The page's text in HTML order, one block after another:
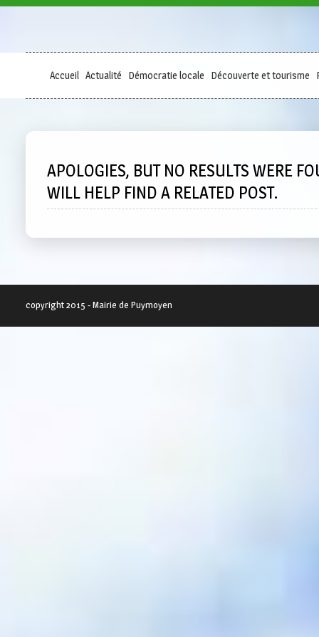
Accueil Actualité Démocratie locale Découverte et tourisme
APOLOGIES, BUT NO RESULTS WERE
WILL HELP FIND A RELATED POST.
copyright 2015 - Mairie de Puymoyen